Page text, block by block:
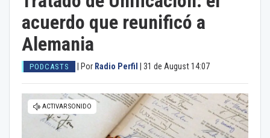
acuerdo que reunificó a
Alemania
PODCASTS Por Radio Perfil 31 de August 14:07